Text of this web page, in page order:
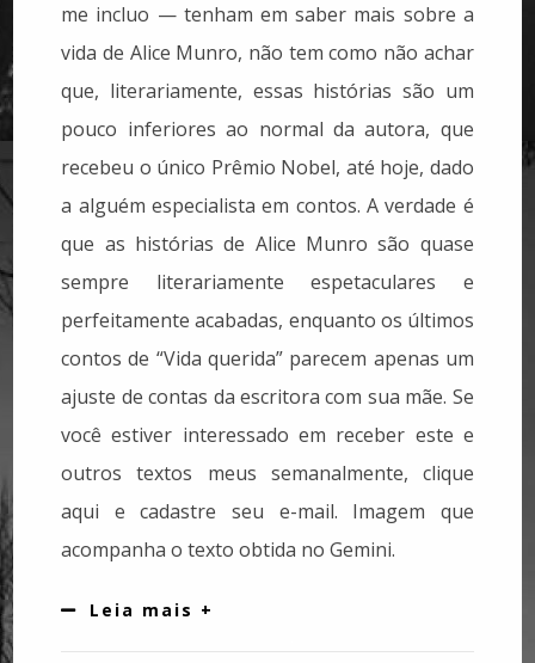
me incluo — tenham em saber mais sobre a
vida de Alice Munro, não tem como não achar
que, literariamente, essas histórias são um
pouco inferiores ao normal da autora, que
recebeu o único Prêmio Nobel, até hoje, dado
a alguém especialista em contos. A verdade é
que as histórias de Alice Munro são quase
sempre literariamente espetaculares e
perfeitamente acabadas, enquanto os últimos
contos de “Vida querida” parecem apenas um
ajuste de contas da escritora com sua mãe. Se
você estiver interessado em receber este e
outros textos meus semanalmente, clique
aqui e cadastre seu e-mail. Imagem que
acompanha o texto obtida no Gemini.
Leia mais +